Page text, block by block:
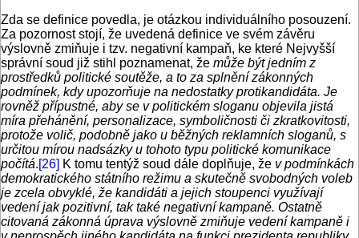
Zda se definice povedla, je otázkou individuálního posouzení.
Za pozornost stojí, že uvedená definice ve svém závěru
výslovně zmiňuje i tzv. negativní kampaň, ke které Nejvyšší
správní soud již stihl poznamenat, že může být jedním z
prostředků politické soutěže, a to za splnění zákonných
podmínek, kdy upozorňuje na nedostatky protikandidáta. Je
rovněž přípustné, aby se v politickém sloganu objevila jistá
míra přehánění, personalizace, symboličnosti či zkratkovitosti,
protože volič, podobně jako u běžných reklamních sloganů, s
určitou mírou nadsázky u tohoto typu politické komunikace
počítá.[26] K tomu tentýž soud dále doplňuje, že v podmínkách
demokratického státního režimu a skutečně svobodných voleb
je zcela obvyklé, že kandidáti a jejich stoupenci využívají
vedení jak pozitivní, tak také negativní kampaně. Ostatně
citovaná zákonná úprava výslovně zmiňuje vedení kampaně i